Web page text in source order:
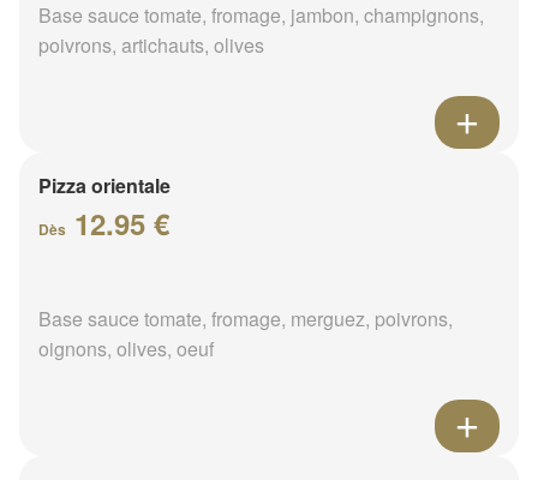
Base sauce tomate, fromage, jambon, champignons,
poivrons, artichauts, olives
Pizza orientale
Dès 12.95 €
Base sauce tomate, fromage, merguez, poivrons,
oignons, olives, oeuf